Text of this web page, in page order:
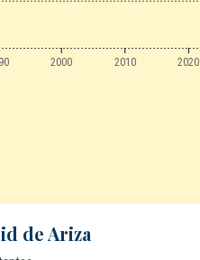
2000 2010 2020
de Ariza